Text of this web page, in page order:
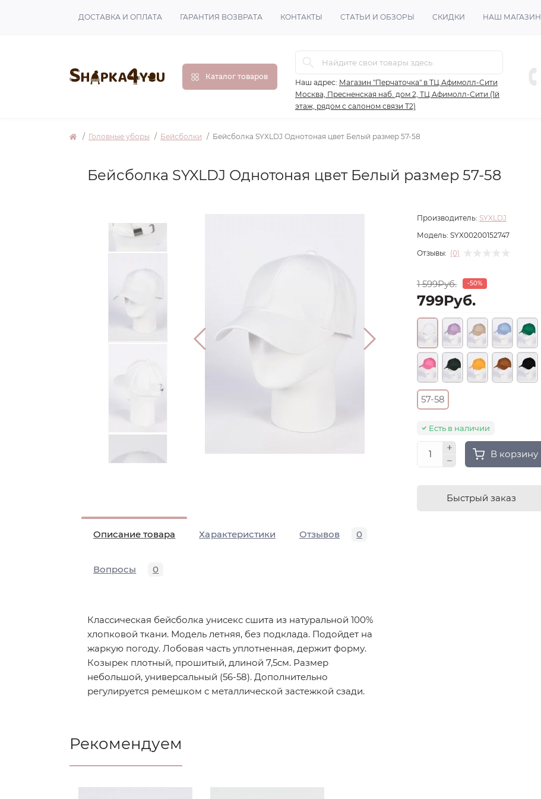
ДОСТАВКА И ОПЛАТА ГАРАНТИЯ ВОЗВРАТА КОНТАКТЫ СТАТЬИ И ОБЗОРЫ СКИДКИ НАШ МАГАЗИН
Каталог товаров
Наш адрес: Магазин "Перчаточка" в ТЦ Афимолл-Сити
Москва, Пресненская наб. дом 2, ТЦ Афимолл-Сити (1й
этаж, рядом с салоном связи Т2)
Головные уборы Бейсболки Бейсболка SYXLDJ Однотоная цвет Белый размер 57-58
Бейсболка SYXLDJ Однотоная цвет Белый размер 57-58
Описание товара Характеристики Отзывов 0
Вопросы 0
Классическая бейсболка унисекс сшита из натуральной 100%
хлопковой ткани. Модель летняя, без подклада. Подойдет на
жаркую погоду. Лобовая часть уплотненная, держит форму.
Козырек плотный, прошитый, длиной 7,5см. Размер
небольшой, универсальный (56-58). Дополнительно
регулируется ремешком с металлической застежкой сзади.
Производитель: SYXLDJ
Модель: SYX00200152747
Отзывы: (0)
1 599Руб. -50%
799Руб.
57-58
Есть в наличии
В корзину
Быстрый заказ
Рекомендуем